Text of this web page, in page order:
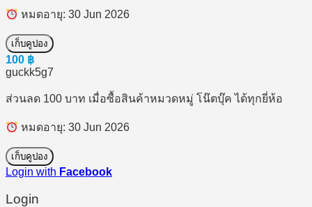
หมดอายุ: 30 Jun 2026
เก็บคูปอง
100 ฿
guckk5g7
ส่วนลด 100 บาท เมื่อซื้อสินค้าหมวดหมู่ โน๊ตบุ๊ค ได้ทุกยี่ห้อ
หมดอายุ: 30 Jun 2026
เก็บคูปอง
Login with Facebook
Login